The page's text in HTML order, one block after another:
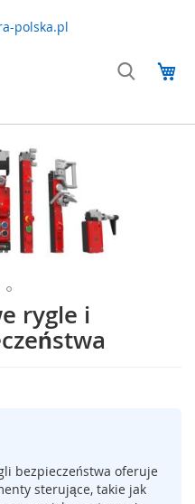
polska.pl
rygle i
bezpieczeństwa oferuje
sterujące, takie jak